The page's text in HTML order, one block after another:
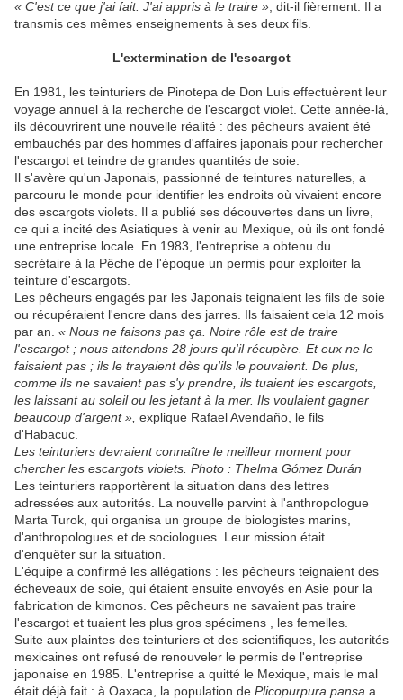
« C'est ce que j'ai fait. J'ai appris à le traire » , dit-il fièrement. Il a
transmis ces mêmes enseignements à ses deux fils.
L'extermination de l'escargot
En 1981, les teinturiers de Pinotepa de Don Luis effectuèrent leur
voyage annuel à la recherche de l'escargot violet. Cette année-là,
ils découvrirent une nouvelle réalité : des pêcheurs avaient été
embauchés par des hommes d'affaires japonais pour rechercher
l'escargot et teindre de grandes quantités de soie.
Il s'avère qu'un Japonais, passionné de teintures naturelles, a
parcouru le monde pour identifier les endroits où vivaient encore
des escargots violets. Il a publié ses découvertes dans un livre,
ce qui a incité des Asiatiques à venir au Mexique, où ils ont fondé
une entreprise locale. En 1983, l'entreprise a obtenu du
secrétaire à la Pêche de l'époque un permis pour exploiter la
teinture d'escargots.
Les pêcheurs engagés par les Japonais teignaient les fils de soie
ou récupéraient l'encre dans des jarres. Ils faisaient cela 12 mois
par an. « Nous ne faisons pas ça. Notre rôle est de traire
l'escargot ; nous attendons 28 jours qu'il récupère. Et eux ne le
faisaient pas ; ils le trayaient dès qu'ils le pouvaient. De plus,
comme ils ne savaient pas s'y prendre, ils tuaient les escargots,
les laissant au soleil ou les jetant à la mer. Ils voulaient gagner
beaucoup d'argent », explique Rafael Avendaño, le fils
d'Habacuc.
Les teinturiers devraient connaître le meilleur moment pour
chercher les escargots violets. Photo : Thelma Gómez Durán
Les teinturiers rapportèrent la situation dans des lettres
adressées aux autorités. La nouvelle parvint à l'anthropologue
Marta Turok, qui organisa un groupe de biologistes marins,
d'anthropologues et de sociologues. Leur mission était
d'enquêter sur la situation.
L'équipe a confirmé les allégations : les pêcheurs teignaient des
écheveaux de soie, qui étaient ensuite envoyés en Asie pour la
fabrication de kimonos. Ces pêcheurs ne savaient pas traire
l'escargot et tuaient les plus gros spécimens , les femelles.
Suite aux plaintes des teinturiers et des scientifiques, les autorités
mexicaines ont refusé de renouveler le permis de l'entreprise
japonaise en 1985. L'entreprise a quitté le Mexique, mais le mal
était déjà fait : à Oaxaca, la population de Plicopurpura pansa a